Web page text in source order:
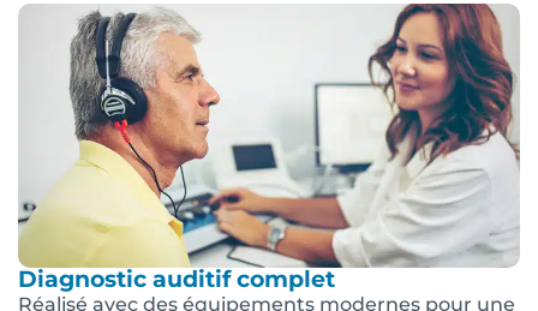
Diagnostic auditif complet
Réalisé avec des équipements modernes pour une